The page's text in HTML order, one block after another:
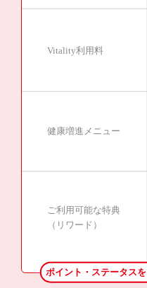
Vitality利用料
健康増進メニュー
ご利用可能な特典
（リワード）
ポイント・ステータスを